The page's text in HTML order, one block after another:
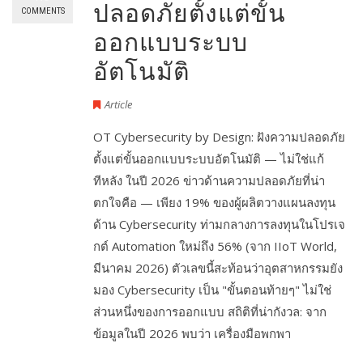
COMMENTS
ปลอดภัยตั้งแต่ขั้น
ออกแบบระบบ
อัตโนมัติ
Article
OT Cybersecurity by Design: ฝังความปลอดภัย
ตั้งแต่ขั้นออกแบบระบบอัตโนมัติ — ไม่ใช่แก้
ทีหลัง ในปี 2026 ข่าวด้านความปลอดภัยที่น่า
ตกใจคือ — เพียง 19% ของผู้ผลิตวางแผนลงทุน
ด้าน Cybersecurity ท่ามกลางการลงทุนในโปรเจ
กต์ Automation ใหม่ถึง 56% (จาก IIoT World,
มีนาคม 2026) ตัวเลขนี้สะท้อนว่าอุตสาหกรรมยัง
มอง Cybersecurity เป็น "ขั้นตอนท้ายๆ" ไม่ใช่
ส่วนหนึ่งของการออกแบบ สถิติที่น่ากังวล: จาก
ข้อมูลในปี 2026 พบว่า เครื่องมือพกพา